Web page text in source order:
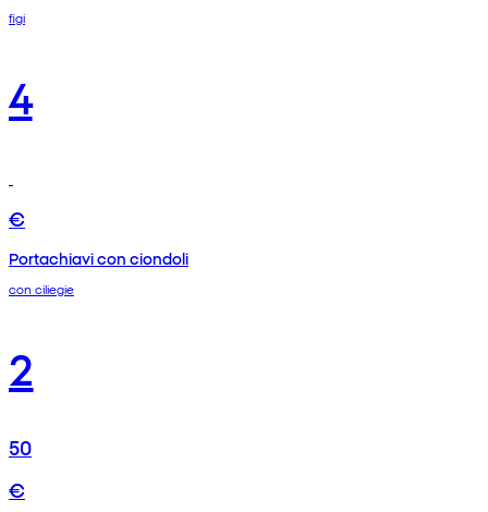
figi
4
€
Portachiavi con ciondoli
con ciliegie
2
50
€